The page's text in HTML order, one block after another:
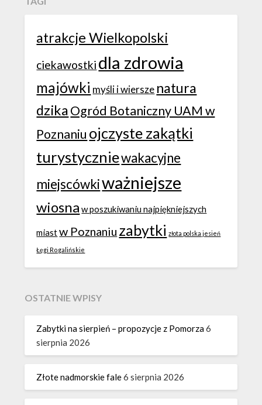
atrakcje Wielkopolski
ciekawostki dla zdrowia
majówki myśli i wiersze natura
dzikaOgród Botaniczny UAM w
Poznaniu ojczyste zakątki
turystyczniewakacyjne
miejscówkiważniejsze
wiosna w poszukiwaniu najpiękniejszych
miastw Poznaniu zabytki złota polska jesień
Łęgi Rogalińskie
OSTATNIE WPISY
Zabytki na sierpień – propozycje z Pomorza6
sierpnia 2026
Złote nadmorskie fale6 sierpnia 2026